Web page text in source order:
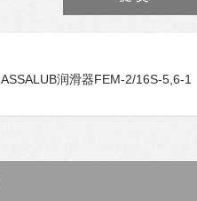
ASSALUB润滑器FEM-2/16S-5,6-1